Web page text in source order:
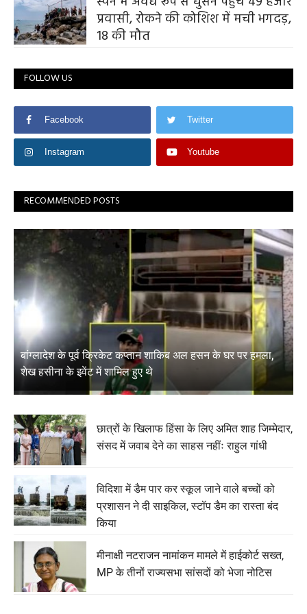
प्रवासी, रोकने की कोशिश में मची भगदड़,
18 की मौत
FOLLOW US
Facebook Twitter
Instagram Youtube
RECOMMENDED POSTS
बांग्लादेश के पूर्व क्रिकेट कप्तान शाकिब अल हसन के घर पर हमला,
शेख हसीना के इवेंट में शामिल हुए थे
छात्रों के खिलाफ हिंसा के लिए अमित शाह जिम्मेदार,
संसद में जवाब देने का साहस नहींः राहुल गांधी
विदिशा में डैम पार कर स्कूल जाने वाले बच्चों को
प्रशासन ने दी साइकिल, स्टॉप डैम का रास्ता बंद
किया
मीनाक्षी नटराजन नामांकन मामले में हाईकोर्ट सख्त,
MP के तीनों राज्यसभा सांसदों को भेजा नोटिस